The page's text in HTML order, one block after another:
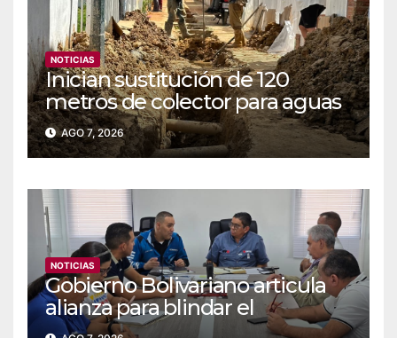
NOTICIAS
Inician sustitución de 120
metros de colector para aguas
servidas en Coche
AGO 7, 2026
NOTICIAS
Gobierno Bolivariano articula
alianza para blindar el
suministro de agua y